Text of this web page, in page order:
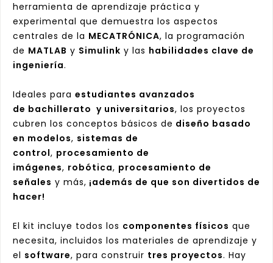
herramienta de aprendizaje práctica y
experimental que demuestra los aspectos
centrales de la MECATRÓNICA, la programación
de MATLAB y Simulink y las habilidades clave de
ingeniería.
Ideales para estudiantes avanzados
de bachillerato y universitarios, los proyectos
cubren los conceptos básicos de diseño basado
en modelos, sistemas de
control, procesamiento de
imágenes, robótica, procesamiento de
señales y más, ¡además de que son divertidos de
hacer!
El kit incluye todos los componentes físicos que
necesita, incluidos los materiales de aprendizaje y
el software, para construir tres proyectos. Hay